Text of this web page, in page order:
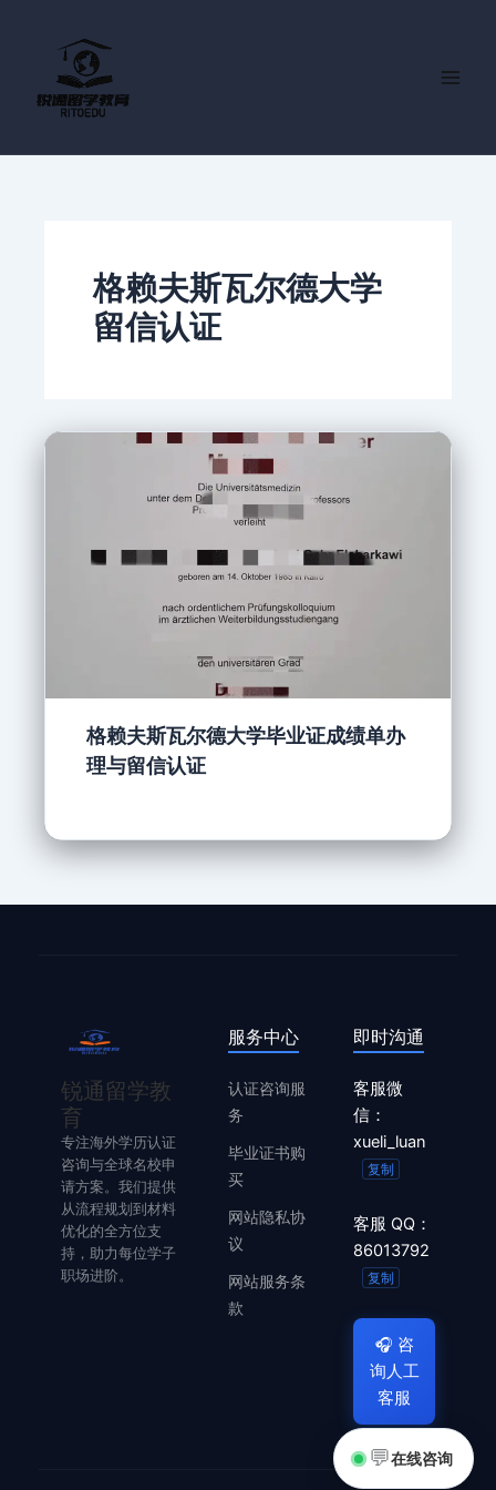
格赖夫斯瓦尔德大学
留信认证
格赖夫斯瓦尔德大学毕业证成绩单办
理与留信认证
锐通留学教
育
专注海外学历认证
咨询与全球名校申
请方案。我们提供
从流程规划到材料
优化的全方位支
持，助力每位学子
职场进阶。
服务中心
认证咨询服
务
毕业证书购
买
网站隐私协
议
网站服务条
款
即时沟通
客服微
信：
xueli_luan
复制
客服 QQ：
86013792
复制
🎧 咨
询人工
客服
💬在线咨询